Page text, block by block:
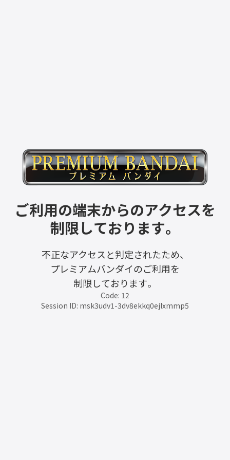
ご利用の端末からのアクセスを
制限しております。
不正なアクセスと判定されたため、
プレミアムバンダイのご利用を
制限しております。
Code: 12
Session ID: msk3udv1-3dv8ekkq0ejlxmmp5